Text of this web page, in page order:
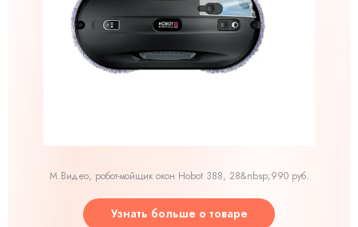
М.Видео, робот-мойщик окон Hobot 388, 28&nbsp;990 руб.
Узнать больше о товаре